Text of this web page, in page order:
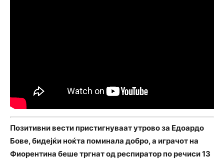
Позитивни вести пристигнуваат утрово за Едоардо
Бове, бидејќи ноќта поминала добро, а играчот на
Фиорентина беше тргнат од респиратор по речиси 13